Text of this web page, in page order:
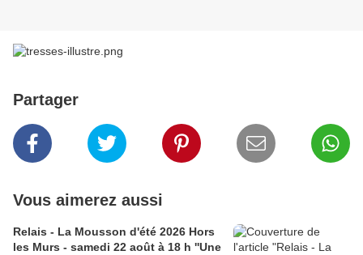
Partager
Vous aimerez aussi
Relais - La Mousson d'été 2026 Hors
les Murs - samedi 22 août à 18 h ''Une